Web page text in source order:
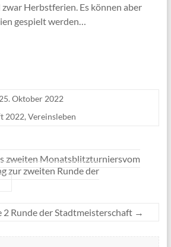
Herbstferien. Es können aber
gespielt werden…
25. Oktober 2022
2022, Vereinsleben
zweiten Monatsblitzturniersvom
zur zweiten Runde der
2 Runde der Stadtmeisterschaft →